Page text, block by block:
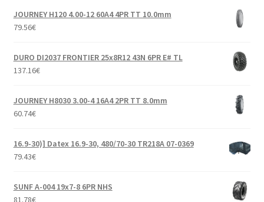
JOURNEY H120 4.00-12 60A4 4PR TT 10.0mm
79.56€
DURO DI2037 FRONTIER 25x8R12 43N 6PR E# TL
137.16€
JOURNEY H8030 3.00-4 16A4 2PR TT 8.0mm
60.74€
16.9-30)] Datex 16.9-30, 480/70-30 TR218A 07-0369
79.43€
SUNF A-004 19x7-8 6PR NHS
81.78€